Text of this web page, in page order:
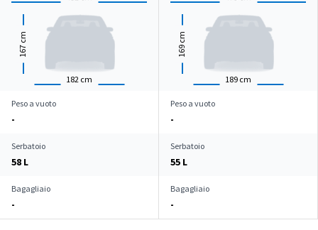
182 cm
167
cm
189 cm
169
cm
Peso a vuoto
-
Peso a vuoto
-
Serbatoio
58 L
Serbatoio
55 L
Bagagliaio
-
Bagagliaio
-